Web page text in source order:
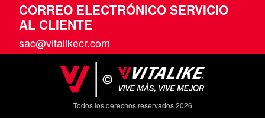
CORREO ELECTRÓNICO SERVICIO
AL CLIENTE
sac@vitalikecr.com
Todos los derechos reservados 2026